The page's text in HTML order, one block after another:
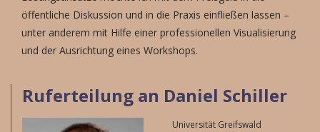
öffentliche Diskussion und in die Praxis einfließen lassen –
unter anderem mit Hilfe einer professionellen Visualisierung
und der Ausrichtung eines Workshops.
Ruferteilung an Daniel Schiller
Universität Greifswald